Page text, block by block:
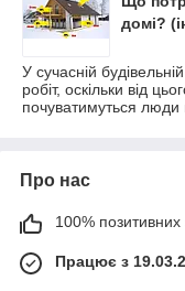
домі?
У сучасній
робіт, оскільки від
почуватимуться
Про нас
100% позитивних
Працює з